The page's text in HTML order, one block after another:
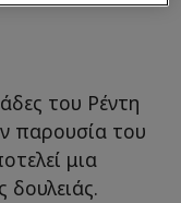
του Ρέντη
παρουσία του
μια
δουλειάς.